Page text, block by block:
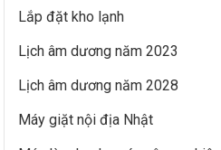
Lắp đặt kho lạnh
Lịch âm dương năm 2023
Lịch âm dương năm 2028
Máy giặt nội địa Nhật